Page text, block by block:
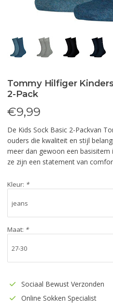
Tommy Hilfiger
2-Pack
€9,99
De Kids Sock Basic 2-Packvan
ouders die kwaliteit en stijl
meer dan gewoon een basisitem
ze zijn een statement van
Kleur: *
Maat: *
Sociaal Bewust Verzonden
Online Sokken Specialist